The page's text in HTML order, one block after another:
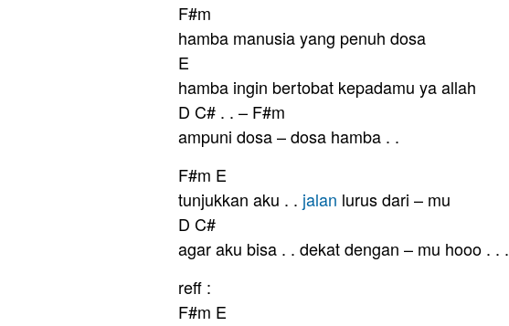
F#m
hamba manusia yang penuh dosa
E
hamba ingin bertobat kepadamu ya allah
D C# . . – F#m
ampuni dosa – dosa hamba . .
F#m E
tunjukkan aku . . jalan lurus dari – mu
D C#
agar aku bisa . . dekat dengan – mu hooo . . .
reff :
F#m E